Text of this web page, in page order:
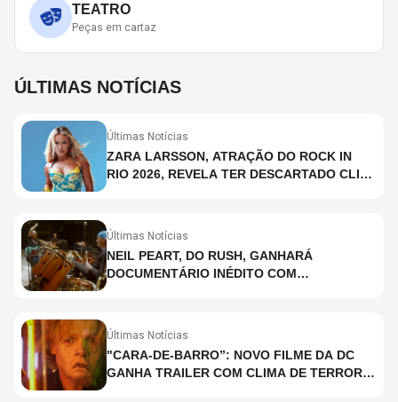
TEATRO
Peças em cartaz
ÚLTIMAS NOTÍCIAS
Últimas Notícias
ZARA LARSSON, ATRAÇÃO DO ROCK IN
RIO 2026, REVELA TER DESCARTADO CLIPE
Últimas Notícias
NEIL PEART, DO RUSH, GANHARÁ
DOCUMENTÁRIO INÉDITO COM
Últimas Notícias
"CARA-DE-BARRO”: NOVO FILME DA DC
GANHA TRAILER COM CLIMA DE TERROR;